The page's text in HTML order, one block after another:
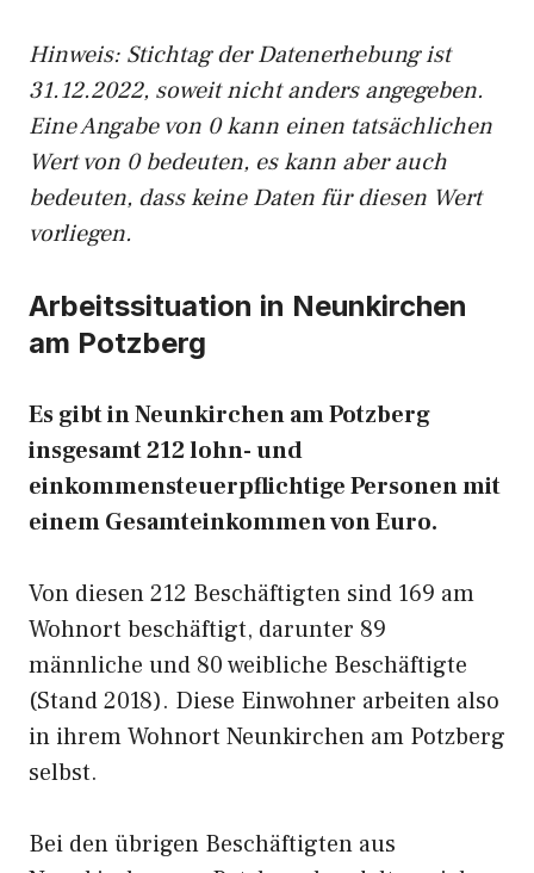
Hinweis: Stichtag der Datenerhebung ist
31.12.2022, soweit nicht anders angegeben.
Eine Angabe von 0 kann einen tatsächlichen
Wert von 0 bedeuten, es kann aber auch
bedeuten, dass keine Daten für diesen Wert
vorliegen.
Arbeitssituation in Neunkirchen
am Potzberg
Es gibt in Neunkirchen am Potzberg
insgesamt 212 lohn- und
einkommensteuerpflichtige Personen mit
einem Gesamteinkommen von Euro.
Von diesen 212 Beschäftigten sind 169 am
Wohnort beschäftigt, darunter 89
männliche und 80 weibliche Beschäftigte
(Stand 2018). Diese Einwohner arbeiten also
in ihrem Wohnort Neunkirchen am Potzberg
selbst.
Bei den übrigen Beschäftigten aus